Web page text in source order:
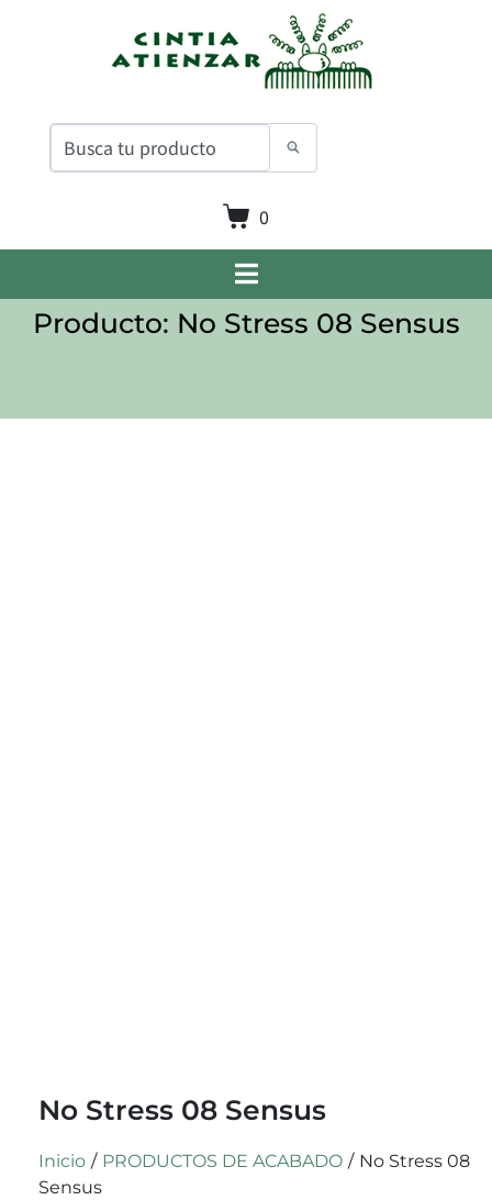
0
Producto: No Stress 08 Sensus
No Stress 08 Sensus
Inicio / PRODUCTOS DE ACABADO / No Stress 08
Sensus